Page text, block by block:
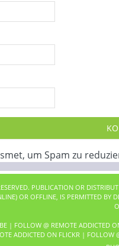
um Spam zu
PUBLICATION OR
OR OFFLINE, IS PERMITTED
| FOLLOW @ REMOTE ADDICTED
ADDICTED ON FLICKR| FOLLOW